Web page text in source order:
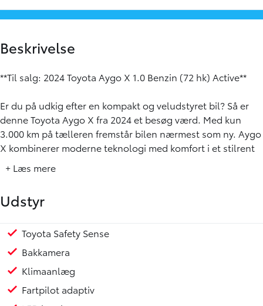
Beskrivelse
**Til salg: 2024 Toyota Aygo X 1.0 Benzin (72 hk) Active**
Er du på udkig efter en kompakt og veludstyret bil? Så er
denne Toyota Aygo X fra 2024 et besøg værd. Med kun
3.000 km på tælleren fremstår bilen nærmest som ny. Aygo
X kombinerer moderne teknologi med komfort i et stilrent
med 72 hk, hvilket sikrer en behagelig og glidende
Active-udstyrsniveau, som tilgodeser dine behov for både
sikkerhed og komfort.
**Udstyrshøjdepunkter:**
- Toyota Safety Sense
+ Læs mere
Udstyr
Toyota Safety Sense
Bakkamera
Klimaanlæg
Fartpilot adaptiv
Splitbagsæde
Stofindtræk
Kopholder
Justerbart rat
ABS
Airbag
Antispin
ESP
Isofix
Selestrammer
Kørecomputer
Hajfinne